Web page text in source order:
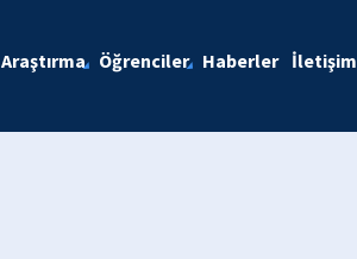
Araştırma Öğrenciler Haberler İletişim